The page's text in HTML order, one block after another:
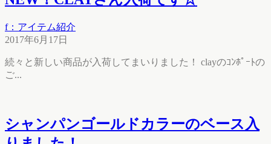
f：アイテム紹介
2017年6月17日
続々と新しい商品が入荷してまいりました！ clayのｺﾝﾎﾟｰﾄの
ご...
シャンパンゴールドカラーのベース入